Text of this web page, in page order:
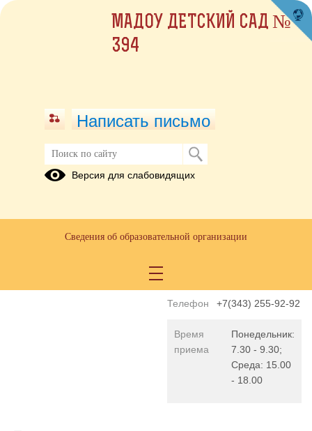
Заведующий
Анастасия
Дмитриевна
Телефон +7(343) 255-92-92
Время
приема
Понедельник:
7.30 - 9.30;
Среда: 15.00
- 18.00
МАДОУ ДЕТСКИЙ САД №
394
Написать письмо
Версия для слабовидящих
Сведения об образовательной организации